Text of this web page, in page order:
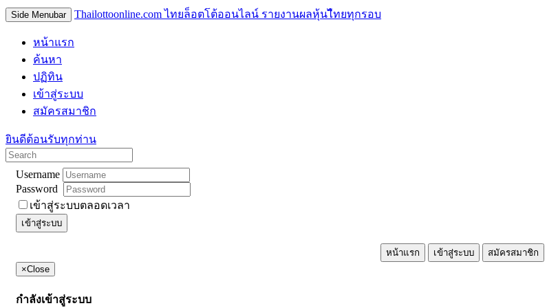
Side Menubar Thailottoonline.com ไทยล็อตโต้ออนไลน์ รายงานผลหุ้นไืทยทุกรอบ
หน้าแรก
ค้นหา
ปฏิทิน
เข้าสู่ระบบ
สมัครสมาชิก
ยินดีต้อนรับทุกท่าน
Username
Password
เข้าสู่ระบบตลอดเวลา
เข้าสู่ระบบ
หน้าแรก เข้าสู่ระบบ
สมัครสมาชิก
×Close
กำลังเข้าสู่ระบบ